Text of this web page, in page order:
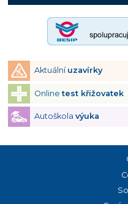
Aktuální uzavírky
Onlinetest křižovatek
Autoškola výuka